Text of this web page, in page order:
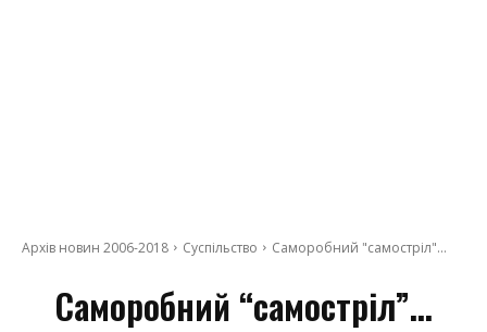
Архів новин 2006-2018 Суспільство Саморобний "самостріл"...
Саморобний “самостріл”…